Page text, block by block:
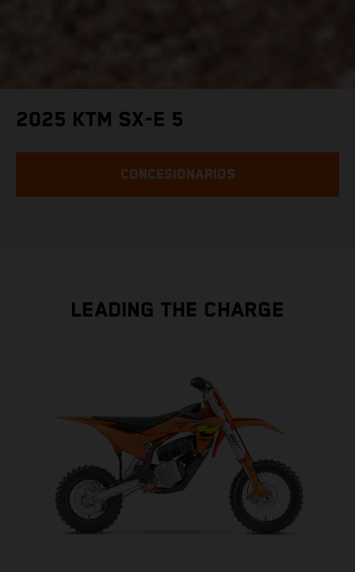
2025 KTM SX-E 5
CONCESIONARIOS
LEADING THE CHARGE